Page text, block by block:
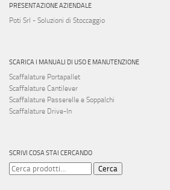
PRESENTAZIONE AZIENDALE
Poti Srl - Soluzioni di Stoccaggio
SCARICA I MANUALI DI USO E MANUTENZIONE
Scaffalature Portapallet
Scaffalature Cantilever
Scaffalature Passerelle e Soppalchi
Scaffalature Drive-In
SCRIVI COSA STAI CERCANDO
Cerca:
Cerca